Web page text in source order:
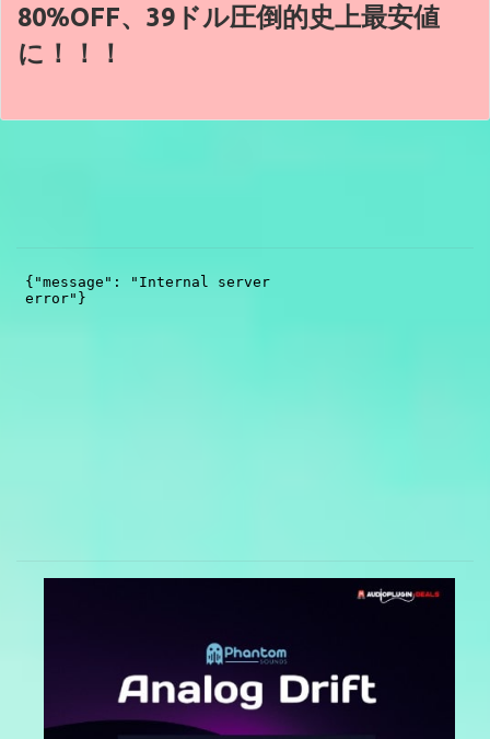
80%OFF、39ドル圧倒的史上最安値
に！！！